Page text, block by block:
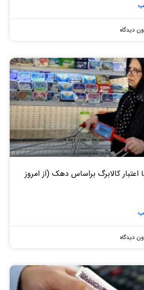
دیدگاه
اعتبار کالابرگ براساس دهک (از امروز
دیدگاه